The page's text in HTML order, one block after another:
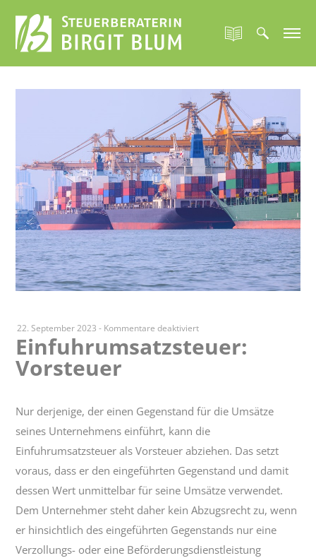
22. September 2023 - Kommentare deaktiviertfür
Einfuhrumsatzsteuer:
Einfuhrumsatzsteuer:
Vorsteuer
Nur derjenige, der einen Gegenstand für die Umsätze
seines Unternehmens einführt, kann die
Einfuhrumsatzsteuer als Vorsteuer abziehen. Das setzt
voraus, dass er den eingeführten Gegenstand und damit
dessen Wert unmittelbar für seine Umsätze verwendet.
Dem Unternehmer steht daher kein Abzugsrecht zu, wenn
er hinsichtlich des eingeführten Gegenstands nur eine
Verzollungs- oder eine Beförderungsdienstleistung